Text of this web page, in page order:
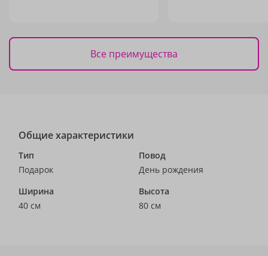
Все преимущества
Общие характеристики
Тип
Подарок
Повод
День рождения
Ширина
40 см
Высота
80 см